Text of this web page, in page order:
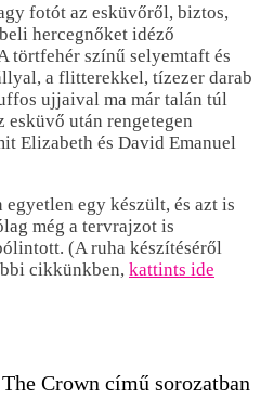
fotót az esküvőről, biztos,
hercegnőket idéző
törtfehér színű selyemtaft és
a flitterekkel, tízezer darab
ujjaival ma már talán túl
esküvő után rengetegen
Elizabeth és David Emanuel
egyetlen egy készült, és azt is
még a tervrajzot is
(A ruha készítéséről
cikkünkben, kattints ide
Crown című sorozatban